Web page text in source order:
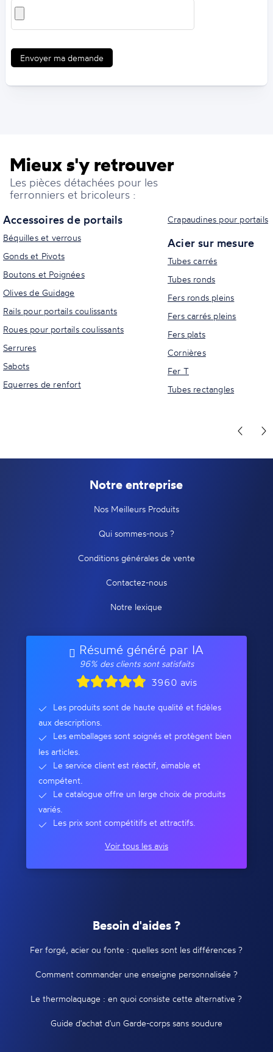
Envoyer ma demande
Mieux s'y retrouver
Les pièces détachées pour les
ferronniers et bricoleurs :
Accessoires de portails
Béquilles et verrous
Gonds et Pivots
Boutons et Poignées
Olives de Guidage
Rails pour portails coulissants
Roues pour portails coulissants
Serrures
Sabots
Equerres de renfort
Crapaudines pour portails
Acier sur mesure
Tubes carrés
Tubes ronds
Fers ronds pleins
Fers carrés pleins
Fers plats
Cornières
Fer T
Tubes rectangles
Notre entreprise
Nos Meilleurs Produits
Qui sommes-nous ?
Conditions générales de vente
Contactez-nous
Notre lexique
Résumé généré par IA
96% des clients sont satisfaits
3960 avis
Les produits sont de haute qualité et fidèles
aux descriptions.
Les emballages sont soignés et protègent bien
les articles.
Le service client est réactif, aimable et
compétent.
Le catalogue offre un large choix de produits
variés.
Les prix sont compétitifs et attractifs.
Voir tous les avis
Besoin d'aides ?
Fer forgé, acier ou fonte : quelles sont les différences ?
Comment commander une enseigne personnalisée ?
Le thermolaquage : en quoi consiste cette alternative ?
Guide d'achat d'un Garde-corps sans soudure